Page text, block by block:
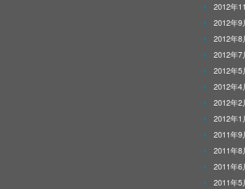
2012年
2012年9
2012年8
2012年7
2012年5
2012年4
2012年2
2012年1
2011年9
2011年8
2011年6
2011年5